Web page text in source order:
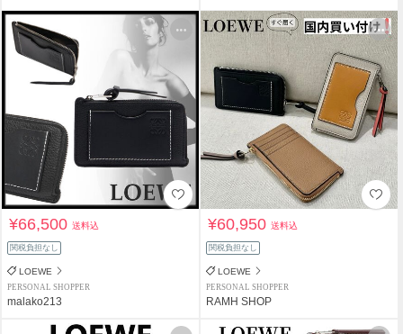
¥66,500送料込
関税負担なし
LOEWE
PERSONAL SHOPPER
malako213
¥60,950送料込
関税負担なし
LOEWE
PERSONAL SHOPPER
RAMH SHOP